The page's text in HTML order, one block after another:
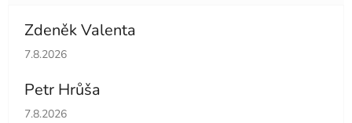
Zdeněk Valenta
Hodnocení obchodu je 5 z 5 hvězdiček.
7.8.2026
Petr Hrůša
Hodnocení obchodu je 5 z 5 hvězdiček.
7.8.2026